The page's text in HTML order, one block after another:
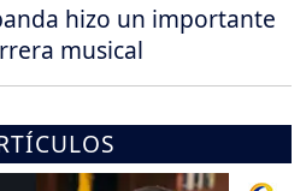
hizo un importante
musical